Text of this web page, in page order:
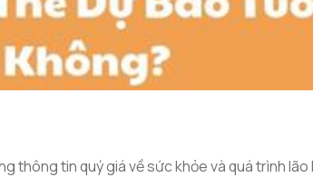
thông tin quý giá về sức khỏe và quá trình